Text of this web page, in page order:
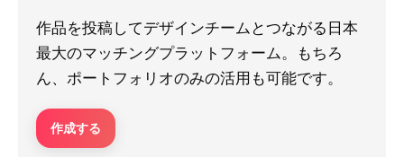
作品を投稿してデザインチームとつながる日本
最大のマッチングプラットフォーム。もちろ
ん、ポートフォリオのみの活用も可能です。
作成する